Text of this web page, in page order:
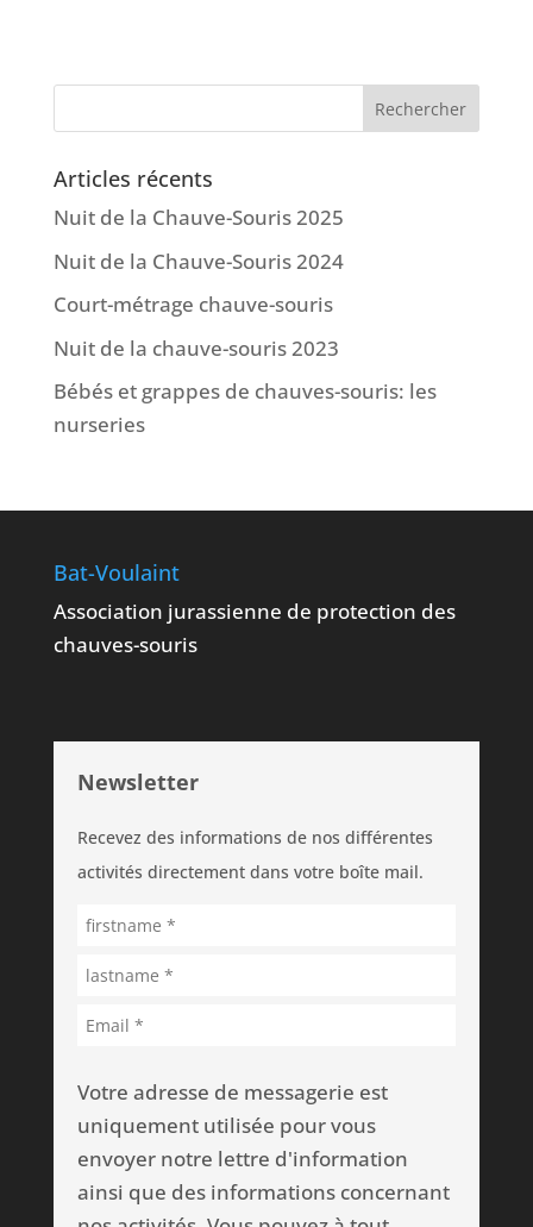
Articles récents
Nuit de la Chauve-Souris 2025
Nuit de la Chauve-Souris 2024
Court-métrage chauve-souris
Nuit de la chauve-souris 2023
Bébés et grappes de chauves-souris: les
nurseries
Bat-Voulaint
Association jurassienne de protection des
chauves-souris
Newsletter
Recevez des informations de nos différentes
activités directement dans votre boîte mail.
Votre adresse de messagerie est
uniquement utilisée pour vous
envoyer notre lettre d'information
ainsi que des informations concernant